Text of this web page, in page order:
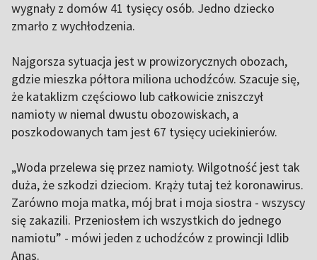
wygnały z domów 41 tysięcy osób. Jedno dziecko
zmarło z wychłodzenia.
Najgorsza sytuacja jest w prowizorycznych obozach,
gdzie mieszka półtora miliona uchodźców. Szacuje się,
że kataklizm częściowo lub całkowicie zniszczył
namioty w niemal dwustu obozowiskach, a
poszkodowanych tam jest 67 tysięcy uciekinierów.
„Woda przelewa się przez namioty. Wilgotność jest tak
duża, że szkodzi dzieciom. Krąży tutaj też koronawirus.
Zarówno moja matka, mój brat i moja siostra - wszyscy
się zakazili. Przeniosłem ich wszystkich do jednego
namiotu” - mówi jeden z uchodźców z prowincji Idlib
Anas.